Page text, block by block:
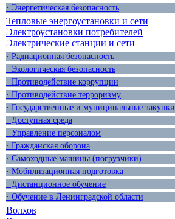
· Энергетическая безопасность
Тепловые энергоустановки и сети
Электроустановки потребителей
Электрические станции и сети
· Радиационная безопасность
· Экологическая безопасность
· Противодействие коррупции
· Противодействие терроризму
· Государственные и муниципальные закупки
· Доступная среда
· Управление персоналом
· Гражданская оборона
· Самоходные машины (погрузчики)
· Мобилизационная подготовка
· Дистанционное обучение
· Обучение в Ленинградской области
Волхов